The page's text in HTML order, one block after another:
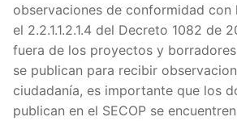
observaciones de conformidad con
el 2.2.1.1.2.1.4 del Decreto 1082 de
fuera de los proyectos y
se publican para recibir
ciudadanía, es importante que los
publican en el SECOP se